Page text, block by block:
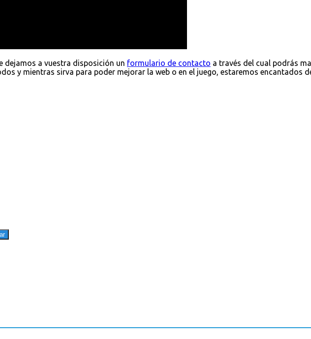
dejamos a vuestra disposición un formulario de contacto a través del cual podrás
y mientras sirva para poder mejorar la web o en el juego, estaremos encantados